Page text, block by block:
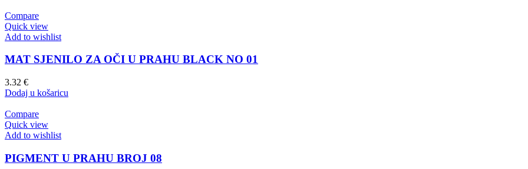
Compare
Quick view
Add to wishlist
MAT SJENILO ZA OČI U PRAHU BLACK NO 01
3.32 €
Dodaj u košaricu
Compare
Quick view
Add to wishlist
PIGMENT U PRAHU BROJ 08